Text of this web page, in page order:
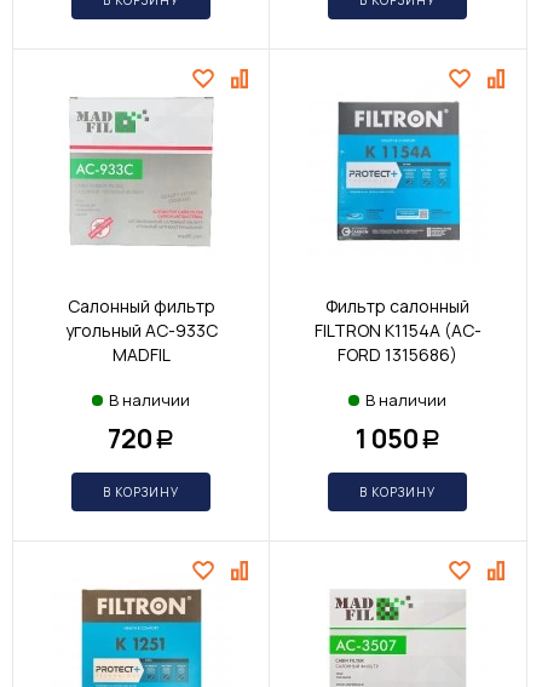
Салонный фильтр
угольный AC-933С
MADFIL
В наличии
720 Р
В КОРЗИНУ
Фильтр салонный
FILTRON K1154A (AC-
FORD 1315686)
В наличии
1 050 Р
В КОРЗИНУ